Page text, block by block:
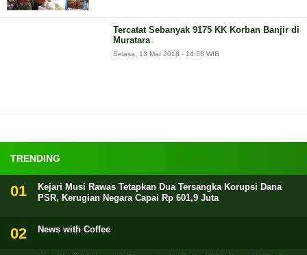
TRENDING
Kejari Musi Rawas Tetapkan Dua Tersangka Korupsi Dana
PSR, Kerugian Negara Capai Rp 601,9 Juta
News with Coffee
Tercatat Sebanyak 9175 KK Korban Banjir di
Muratara
Selasa, 13 Mar 2018 - 14:58 WIB